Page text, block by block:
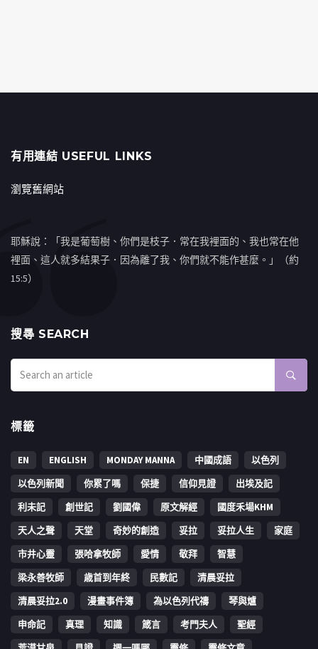
有用連結 USEFUL LINKS
瀏覽舊網站
耶穌說：「我是葡萄樹、你們是枝子．常在我裡面的、我也常在他
裡面、這人就多結果子．因為離了我、你們就不能作甚麼。」（約
15:5）
搜㝷 SEARCH
標籤
EN ENGLISH MONDAY MANNA 中國成語
以色列
以色列新聞
你累了嗎 保捷 信仰見證
出埃及記
利未記
創世記 劉國偉 原文解經
國度禾場KHM
天人之聲
天堂 奇妙的創造 妥拉 妥拉人生
家庭
市井心靈
張哈拿牧師 愛情 敬拜
智慧
梁永善牧師
歳首到年終 民數記
清晨妥拉
清晨妥拉2.0
漫畫事件簿 為以色列代禱
琴與爐
申命記
真理 知識 箴言 考門夫人
聖經